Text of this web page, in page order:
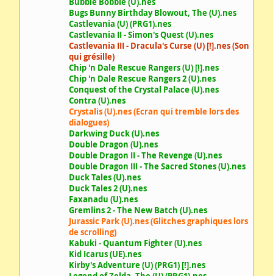
Bugs Bunny Birthday Blowout, The (U).nes
Castlevania (U) (PRG1).nes
Castlevania II - Simon's Quest (U).nes
Castlevania III - Dracula's Curse (U) [!].nes (Son
qui grésille)
Chip 'n Dale Rescue Rangers (U) [!].nes
Chip 'n Dale Rescue Rangers 2 (U).nes
Conquest of the Crystal Palace (U).nes
Contra (U).nes
Crystalis (U).nes (Ecran qui tremble lors des
dialogues)
Darkwing Duck (U).nes
Double Dragon (U).nes
Double Dragon II - The Revenge (U).nes
Double Dragon III - The Sacred Stones (U).nes
Duck Tales (U).nes
Duck Tales 2 (U).nes
Faxanadu (U).nes
Gremlins 2 - The New Batch (U).nes
Jurassic Park (U).nes (Glitches graphiques lors
de scrolling)
Kabuki - Quantum Fighter (U).nes
Kid Icarus (UE).nes
Kirby's Adventure (U) (PRG1) [!].nes